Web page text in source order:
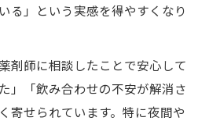
る」という実感を得やすくなり
剤師に相談したことで安心して
」「飲み合わせの不安が解消さ
寄せられています。特に夜間や